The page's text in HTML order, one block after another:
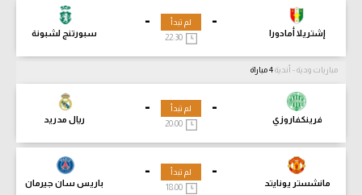
-
إشتريلا أمادورا
-
سبورتنج لشبونة
لم تبدأ
مباريات ودية - أندية
-
فرينكفاروزي
-
ريال مدريد
لم تبدأ
-
مانشستر يونايتد
-
باريس سان جيرمان
لم تبدأ
18:00